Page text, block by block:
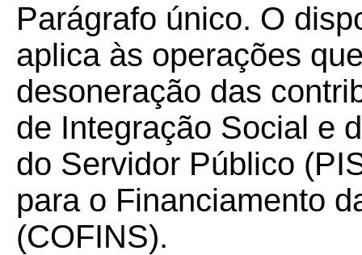
Parágrafo único. O
aplica às operações
desoneração das
de Integração Social e
do Servidor Público
para o Financiamento
(COFINS).